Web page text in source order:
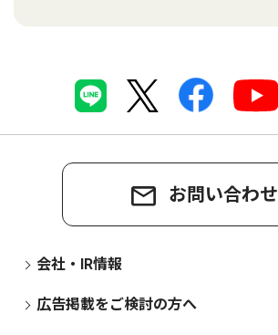
お問い合わせ
会社・IR情報
広告掲載をご検討の方へ